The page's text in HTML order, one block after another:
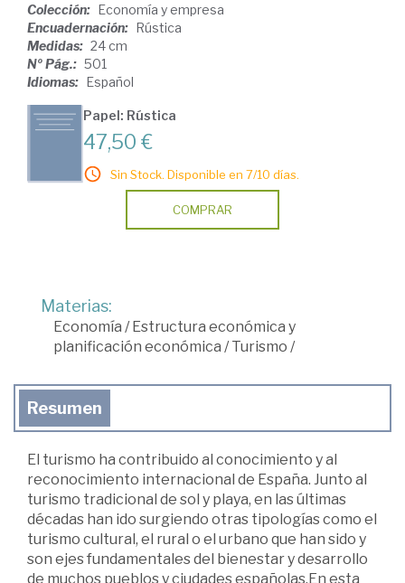
Colección: Economía y empresa
Encuadernación: Rústica
Medidas: 24 cm
Nº Pág.: 501
Idiomas: Español
Papel: Rústica
47,50 €
Sin Stock. Disponible en 7/10 días.
COMPRAR
Materias:
Economía /Estructura económica y
planificación económica /Turismo /
Resumen
El turismo ha contribuido al conocimiento y al
reconocimiento internacional de España. Junto al
turismo tradicional de sol y playa, en las últimas
décadas han ido surgiendo otras tipologías como el
turismo cultural, el rural o el urbano que han sido y
son ejes fundamentales del bienestar y desarrollo
de muchos pueblos y ciudades españolas.En esta